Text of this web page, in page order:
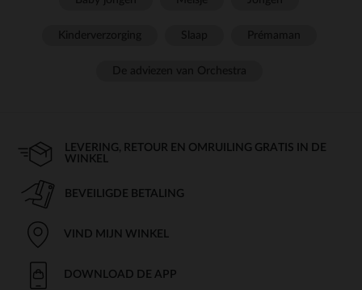
LEVERING, RETOUR EN OMRUILING GRATIS IN DE
WINKEL
BEVEILIGDE BETALING
VIND MIJN WINKEL
DOWNLOAD DE APP